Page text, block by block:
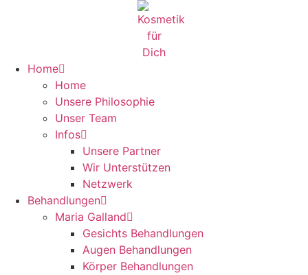
Home
Home
Unsere Philosophie
Unser Team
Infos
Unsere Partner
Wir Unterstützen
Netzwerk
Behandlungen
Maria Galland
Gesichts Behandlungen
Augen Behandlungen
Körper Behandlungen